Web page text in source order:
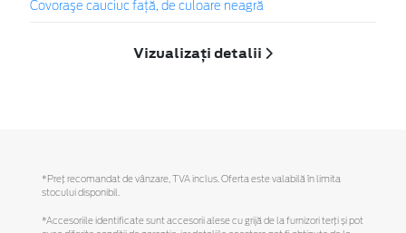
Covoraşe cauciuc față, de culoare neagră
Vizualizați detalii
*Preţ recomandat de vânzare, TVA inclus. Oferta este valabilă în limita
stocului disponibil.
*Accesoriile identificate sunt accesorii alese cu grijă de la furnizori terți și pot